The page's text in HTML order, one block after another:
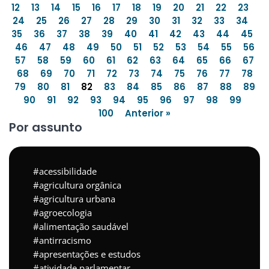
12
13 14 15 16 17 18 19 20 21 22
23
24
25 26 27 28 29 30 31 32 33
34
35
36 37 38 39 40 41 42 43 44
45
46
47 48 49 50 51 52 53 54 55
56
57
58 59 60 61 62 63 64 65 66
67
68
69 70 71 72 73 74 75 76 77
78
79
80 81 82 83 84 85 86 87 88
89
90
91 92 93 94 95 96 97 98
99
100
Anterior »
Por assunto
acessibilidade
agricultura orgânica
agricultura urbana
agroecologia
alimentação saudável
antirracismo
apresentações e estudos